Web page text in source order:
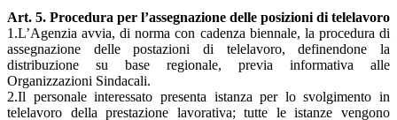
Art. 5. Procedura per l’assegnazione delle posizioni di telelavoro
1.L’Agenzia avvia, di norma con cadenza biennale, la procedura di
assegnazione delle postazioni di telelavoro, definendone la
distribuzione su base regionale, previa informativa alle
Organizzazioni Sindacali.
2.Il personale interessato presenta istanza per lo svolgimento in
telelavoro della prestazione lavorativa; tutte le istanze vengono